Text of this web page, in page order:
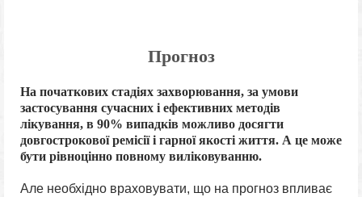
Прогноз
На початкових стадіях захворювання, за умови
застосування сучасних і ефективних методів
лікування, в 90% випадків можливо досягти
довгострокової ремісії і гарної якості життя. А це може
бути рівноцінно повному виліковуванню.
Але необхідно враховувати, що на прогноз впливає